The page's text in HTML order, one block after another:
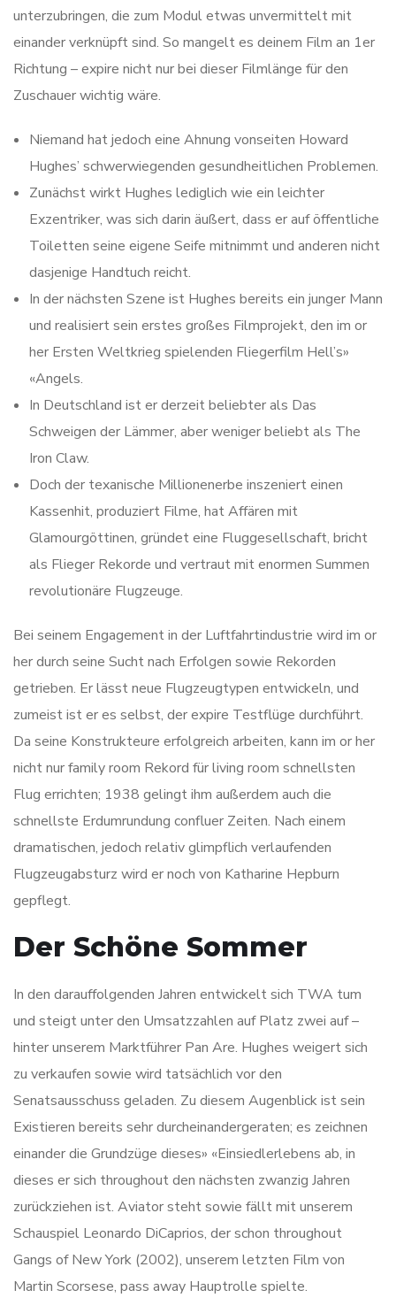
unterzubringen, die zum Modul etwas unvermittelt mit
einander verknüpft sind. So mangelt es deinem Film an 1er
Richtung – expire nicht nur bei dieser Filmlänge für den
Zuschauer wichtig wäre.
Niemand hat jedoch eine Ahnung vonseiten Howard
Hughes’ schwerwiegenden gesundheitlichen Problemen.
Zunächst wirkt Hughes lediglich wie ein leichter
Exzentriker, was sich darin äußert, dass er auf öffentliche
Toiletten seine eigene Seife mitnimmt und anderen nicht
dasjenige Handtuch reicht.
In der nächsten Szene ist Hughes bereits ein junger Mann
und realisiert sein erstes großes Filmprojekt, den im or
her Ersten Weltkrieg spielenden Fliegerfilm Hell’s»
«Angels.
In Deutschland ist er derzeit beliebter als Das
Schweigen der Lämmer, aber weniger beliebt als The
Iron Claw.
Doch der texanische Millionenerbe inszeniert einen
Kassenhit, produziert Filme, hat Affären mit
Glamourgöttinen, gründet eine Fluggesellschaft, bricht
als Flieger Rekorde und vertraut mit enormen Summen
revolutionäre Flugzeuge.
Bei seinem Engagement in der Luftfahrtindustrie wird im or
her durch seine Sucht nach Erfolgen sowie Rekorden
getrieben. Er lässt neue Flugzeugtypen entwickeln, und
zumeist ist er es selbst, der expire Testflüge durchführt.
Da seine Konstrukteure erfolgreich arbeiten, kann im or her
nicht nur family room Rekord für living room schnellsten
Flug errichten; 1938 gelingt ihm außerdem auch die
schnellste Erdumrundung confluer Zeiten. Nach einem
dramatischen, jedoch relativ glimpflich verlaufenden
Flugzeugabsturz wird er noch von Katharine Hepburn
gepflegt.
Der Schöne Sommer
In den darauffolgenden Jahren entwickelt sich TWA tum
und steigt unter den Umsatzzahlen auf Platz zwei auf –
hinter unserem Marktführer Pan Are. Hughes weigert sich
zu verkaufen sowie wird tatsächlich vor den
Senatsausschuss geladen. Zu diesem Augenblick ist sein
Existieren bereits sehr durcheinandergeraten; es zeichnen
einander die Grundzüge dieses» «Einsiedlerlebens ab, in
dieses er sich throughout den nächsten zwanzig Jahren
zurückziehen ist. Aviator steht sowie fällt mit unserem
Schauspiel Leonardo DiCaprios, der schon throughout
Gangs of New York (2002), unserem letzten Film von
Martin Scorsese, pass away Hauptrolle spielte.